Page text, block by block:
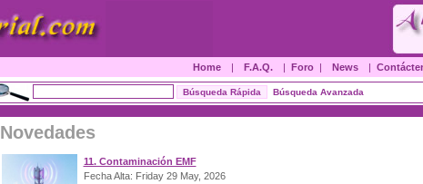
Home | F.A.Q. | Foro| News |
Búsqueda Avanzada
Novedades
11. Contaminación EMF
Fecha Alta: Friday 29 May, 2026